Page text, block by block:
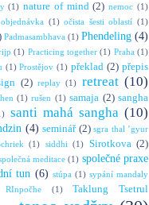
(1) nature of mind (2) nemoc (1)
objednávka (1) očista šesti oblastí (1)
Padmasambhava (1) Phendeling (4)
(1) Practicing together (1) Praha (1)
(1) Prostějov (1) překlad (2) přepis
(2) replay (1) retreat (10)
(1) rušen (1) samaja (2) sangha
santi mahá sangha (10)
(4) seminář (2) sgra thal ’gyur
(1) siddhi (1) Sirotkova (2)
meditace (1) společné praxe
tun (6) stúpa (1) sypání mandaly
(1)
Taklung Tsetrul